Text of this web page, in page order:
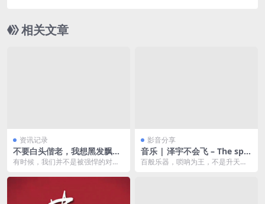
相关文章
资讯记录
不要白头偕老，我想黑发飘
飘。
有时候，我们并不是被强悍的对手
败。成功从来不是一蹴而...
影音分享
音乐 | 泽宇不会飞 – The spe
ctre唢呐版（翻自 Alan Walk
百般乐器，唢呐为王，不是升天，